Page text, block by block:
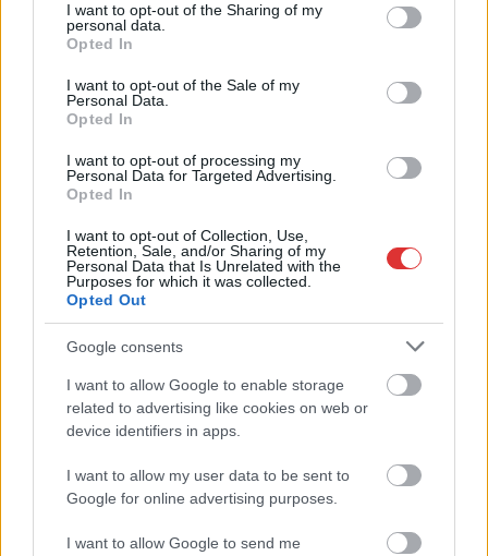
not limited to your visit or usage behaviour. You may click to
grant or deny consent to Google and its third-party tags to
use your data for below specified purposes in below Google
consent section.
I want to opt-out of the Sharing of my
personal data.
Opted In
I want to opt-out of the Sale of my
Personal Data.
Opted In
I want to opt-out of processing my
Personal Data for Targeted Advertising.
Opted In
I want to opt-out of Collection, Use,
Retention, Sale, and/or Sharing of my
Personal Data that Is Unrelated with the
Purposes for which it was collected.
Opted Out
Google consents
I want to allow Google to enable storage
related to advertising like cookies on web or
device identifiers in apps.
I want to allow my user data to be sent to
Google for online advertising purposes.
I want to allow Google to send me
pályaudvar közelében
képek születtek, amik
TOVÁBB OLVASOM
rákosrendező,tűz,tűzoltás ,vasút, vonatállomás
Mesebeli és egyben ijesztő tájat varázsolt a
hatalmas amerikai vihar – képek
Egy kanadai kisváros
harminc centis
jégpáncélt kaptak a
durván felkorbácsolta